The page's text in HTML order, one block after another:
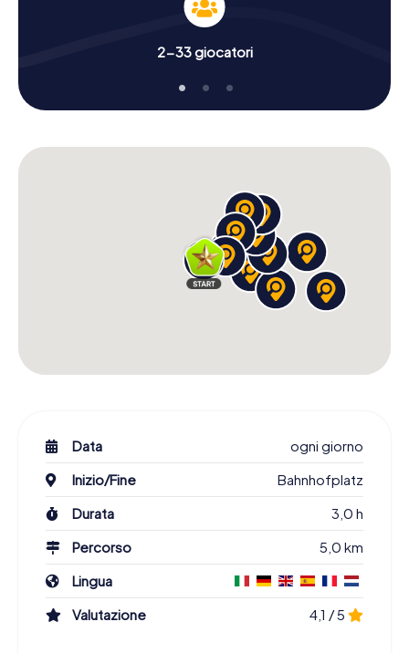
2-33 giocatori
Data
ogni giorno
Inizio/Fine
Bahnhofplatz
Durata
3,0 h
Percorso
5,0 km
Lingua
Valutazione
4,1 / 5